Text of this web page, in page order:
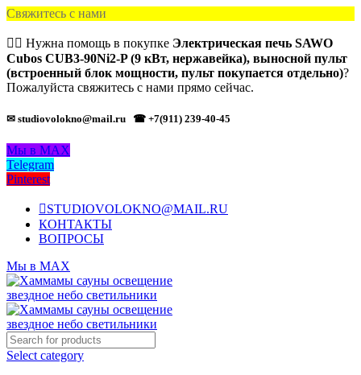
Свяжитесь с нами
🙋‍♂️ Нужна помощь в покупке Электрическая печь SAWO
Cubos CUB3-90Ni2-P (9 кВт, нержавейка), выносной пульт
(встроенный блок мощности, пульт покупается отдельно)?
Пожалуйста свяжитесь с нами прямо сейчас.
✉ studiovolokno@mail.ru ☎ +7(911) 239-40-45
Мы в MAX
Telegram
Pinterest
STUDIOVOLOKNO@MAIL.RU
КОНТАКТЫ
ВОПРОСЫ
Мы в MAX
Select category